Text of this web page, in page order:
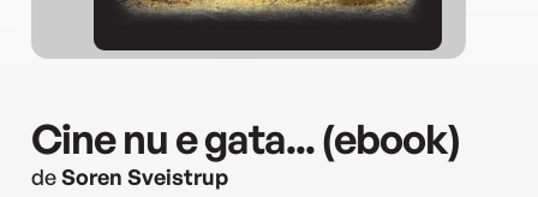
Cine nu e gata... (ebook)
deSoren Sveistrup